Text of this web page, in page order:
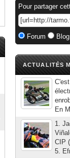
Pour partager
Forum
ACTUALITÉS
En
1.
CIP
5.